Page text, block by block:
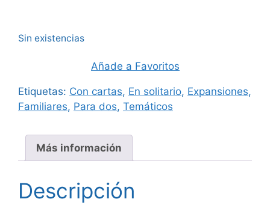
Sin existencias
Añade a Favoritos
Etiquetas: Con cartas, En solitario, Expansiones,
Familiares, Para dos, Temáticos
Más información
Descripción